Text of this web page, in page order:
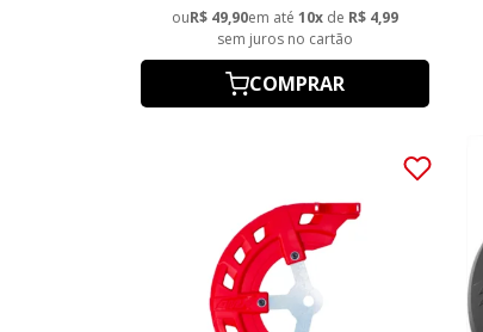
ouR$ 49,90em até 10xde R$ 4,99
sem juros no cartão
COMPRAR